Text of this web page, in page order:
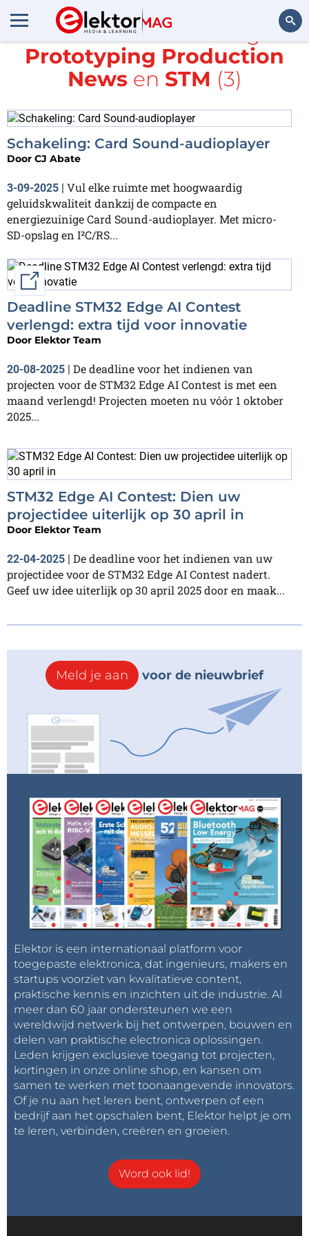
Zoeken
Alle items met de tags
Prototyping Production
Newsen STM (3)
Schakeling: Card Sound-audioplayer
Door CJ Abate
3-09-2025 | Vul elke ruimte met hoogwaardig
geluidskwaliteit dankzij de compacte en
energiezuinige Card Sound-audioplayer. Met micro-
SD-opslag en I²C/RS...
External link
Deadline STM32 Edge AI Contest
verlengd: extra tijd voor innovatie
Door Elektor Team
20-08-2025 | De deadline voor het indienen van
projecten voor de STM32 Edge AI Contest is met een
maand verlengd! Projecten moeten nu vóór 1 oktober
2025...
STM32 Edge AI Contest: Dien uw
projectidee uiterlijk op 30 april in
Door Elektor Team
22-04-2025 | De deadline voor het indienen van uw
projectidee voor de STM32 Edge AI Contest nadert.
Geef uw idee uiterlijk op 30 april 2025 door en maak...
Meld je aan voor de nieuwbrief
Elektor is een internationaal platform voor
toegepaste elektronica, dat ingenieurs, makers en
startups voorziet van kwalitatieve content,
praktische kennis en inzichten uit de industrie. Al
meer dan 60 jaar ondersteunen we een
wereldwijd netwerk bij het ontwerpen, bouwen en
delen van praktische electronica oplossingen.
Leden krijgen exclusieve toegang tot projecten,
kortingen in onze online shop, en kansen om
samen te werken met toonaangevende innovators.
Of je nu aan het leren bent, ontwerpen of een
bedrijf aan het opschalen bent, Elektor helpt je om
te leren, verbinden, creëren en groeien.
Word ook lid!